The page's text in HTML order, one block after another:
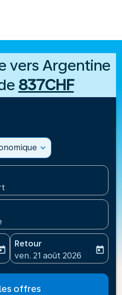
vers Argentine
837CHF
expand_more
date-aria-label
Retour
fc-booking-return-date-
ven. 21 août 2026
today
offres